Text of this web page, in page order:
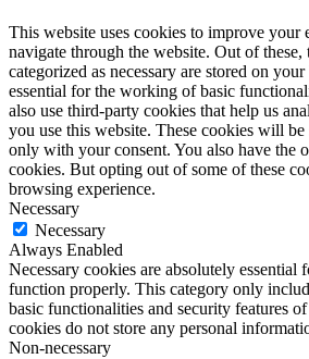
This website uses cookies to improve your
navigate through the website. Out of these,
categorized as necessary are stored on
essential for the working of basic
also use third-party cookies that help us
you use this website. These cookies will
only with your consent. You also have the
cookies. But opting out of some of these
browsing experience.
Necessary
Necessary
Always Enabled
Necessary cookies are absolutely essential
function properly. This category only
basic functionalities and security features
cookies do not store any personal
Non-necessary